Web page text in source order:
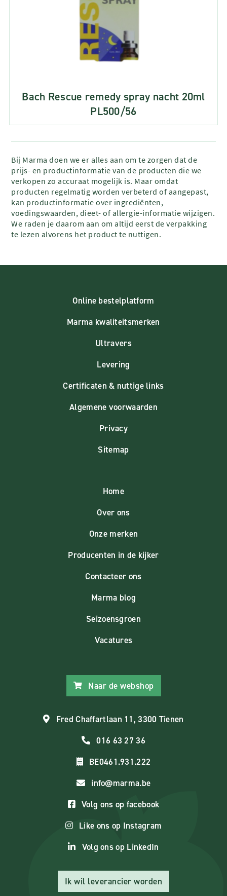
Bach Rescue remedy spray nacht 20ml
PL500/56
Bij Marma doen we er alles aan om te zorgen dat de
prijs- en productinformatie van de producten die we
verkopen zo accuraat mogelijk is. Maar omdat
producten regelmatig worden verbeterd of aangepast,
kan productinformatie over ingrediënten,
voedingswaarden, dieet- of allergie-informatie wijzigen.
We raden je daarom aan om altijd eerst de verpakking
te lezen alvorens het product te nuttigen.
Online bestelplatform
Marma kwaliteitsmerken
Ultravers
Levering
Certificaten & nuttige links
Algemene voorwaarden
Privacy
Sitemap
Home
Over ons
Onze merken
Producenten in de kijker
Contacteer ons
Marma blog
Seizoensgroen
Vacatures
Naar de webshop
Fred Chaffartlaan 11, 3300 Tienen
016 63 27 36
BE0461.931.222
info@marma.be
Volg ons op facebook
Like ons op Instagram
Volg ons op LinkedIn
Ik wil leverancier worden